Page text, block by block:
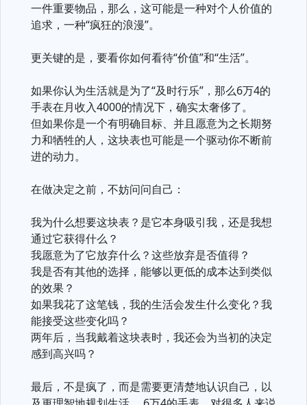
一件重要物品，那么，这可能是一种对个人价值的
追求，一种“疯狂的浪漫”。
更关键的是，要看你如何看待“价值”和“生活”。
如果你认为生活就是为了“及时行乐”，那么6万4的
手表在月收入4000的情况下，确实太奢侈了。
但如果你是一个有明确目标、并且愿意为之长期努
力和牺牲的人，这块表也可能是一个驱动你不断前
进的动力。
在做决定之前，不妨问问自己：
我为什么想要这块表？是它本身吸引我，还是我想
通过它获得什么？
我愿意为了它放弃什么？这些放弃是否值得？
我是否有其他的选择，能够以更低的成本达到类似
的效果？
如果我花了这笔钱，我的生活会发生什么变化？我
能接受这些变化吗？
两年后，当我戴着这块表时，我还会为当初的决定
感到高兴吗？
最后，不是疯了，而是需要更清楚地认识自己，以